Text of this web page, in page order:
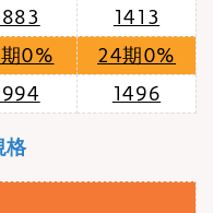
1413
0%
24期0%
1496